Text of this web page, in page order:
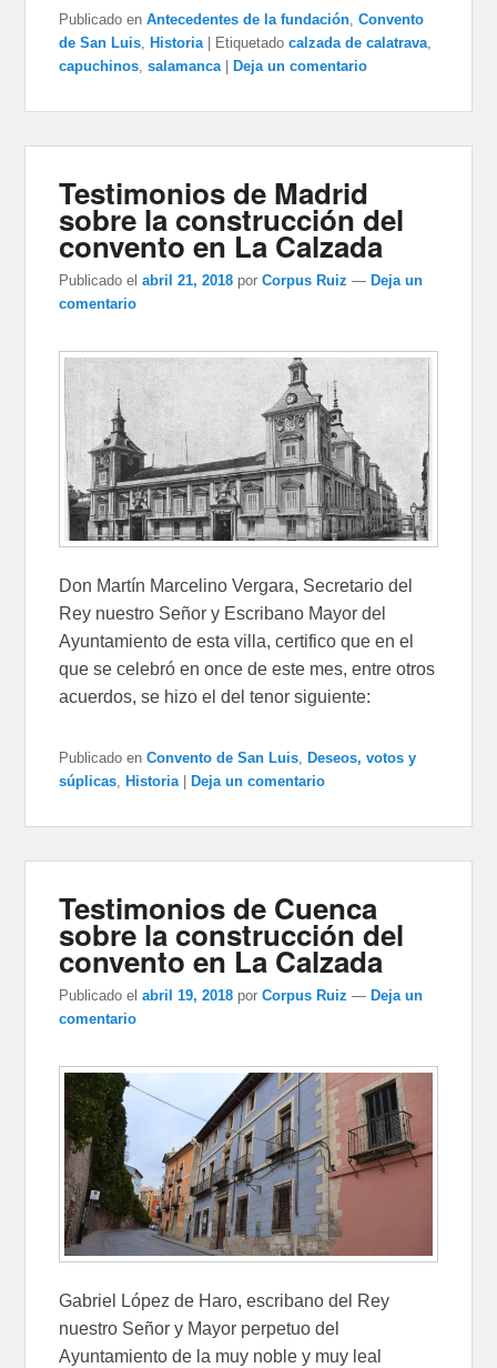
Publicado en Antecedentes de la fundación,Convento
de San Luis, Historia Etiquetado calzada de calatrava,
capuchinos,salamanca Deja un comentario
Testimonios de Madrid
sobre la construcción del
convento en La Calzada
Publicado el abril 21, 2018 porCorpus Ruiz — Deja un
comentario
Don Martín Marcelino Vergara, Secretario del
Rey nuestro Señor y Escribano Mayor del
Ayuntamiento de esta villa, certifico que en el
que se celebró en once de este mes, entre otros
acuerdos, se hizo el del tenor siguiente:
Publicado en Convento de San Luis, Deseos, votos y
súplicas, Historia Deja un comentario
Testimonios de Cuenca
sobre la construcción del
convento en La Calzada
Publicado el abril 19, 2018 porCorpus Ruiz — Deja un
comentario
Gabriel López de Haro, escribano del Rey
nuestro Señor y Mayor perpetuo del
Ayuntamiento de la muy noble y muy leal